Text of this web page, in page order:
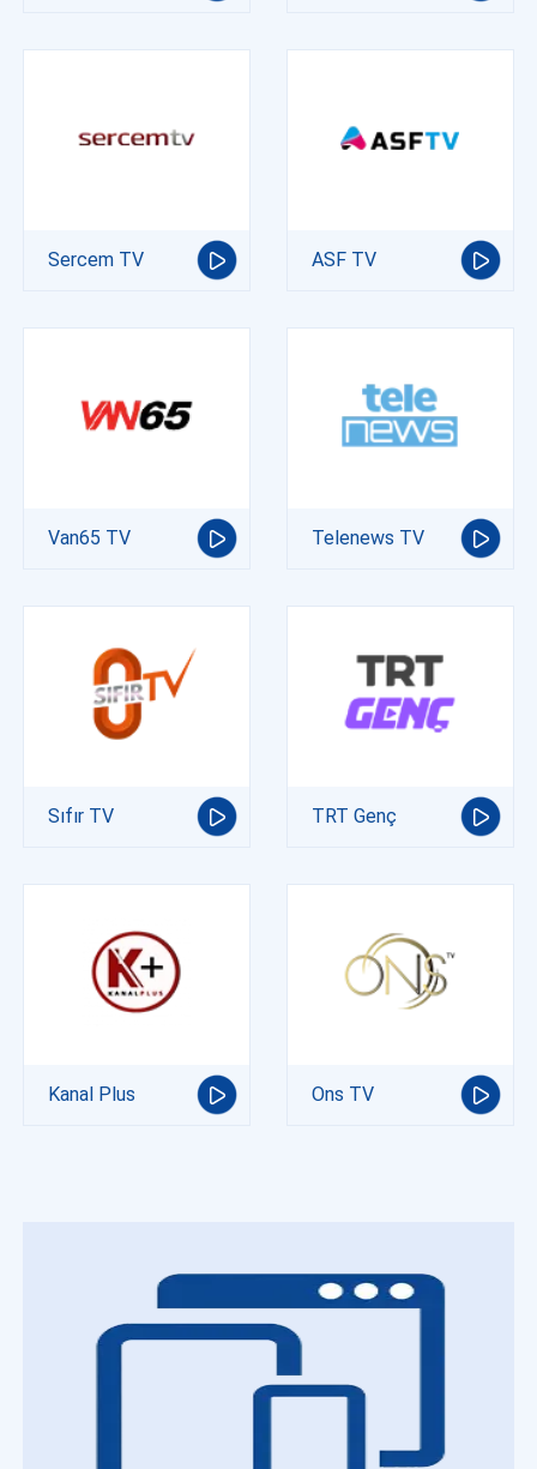
Sercem TV ASF TV
Van65 TV Telenews TV
Sıfır TV TRT Genç
Kanal Plus Ons TV